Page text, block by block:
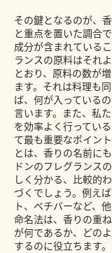
その鍵となるのが、
と重点を置いた調合
成分が含まれている
ランスの原料はそれ
とおり、原料の数が
ます。それは料理も
ば、何が入っている
言います。また、私
を効率よく行ってい
て最も重要なポイン
とは、香りの名前に
ドンのフレグランス
しく分かる、比較的
づくでしょう。例え
ト、ベチバーなど、
命名法は、香りの重
が何であるか、どの
するのに役立ちます。